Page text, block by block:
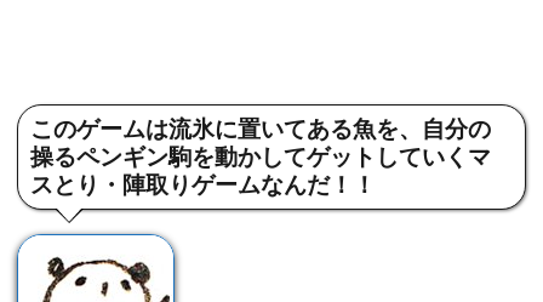
このゲームは流氷に置いてある魚を、自分の
操るペンギン駒を動かしてゲットしていくマ
スとり・陣取りゲームなんだ！！